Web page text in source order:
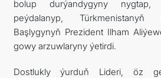
bolup durýandygyny nygtap,
peýdalanyp, Türkmenistanyň
Başlygynyň Prezident Ilham
gowy arzuwlaryny ýetirdi.
Dostlukly ýurduň Lideri, öz